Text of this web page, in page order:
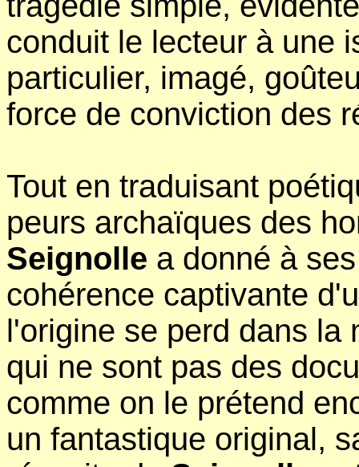
conduit le lecteur à une
particulier, imagé,
force de conviction des
Tout en traduisant
peurs archaïques des
Seignolle a donné à
cohérence captivante
l'origine se perd dans la
qui ne sont pas des
comme on le prétend
un fantastique original,